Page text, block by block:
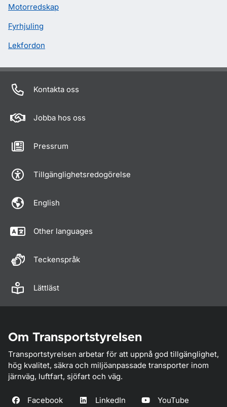
Motorredskap
Fyrhjuling
Lekfordon
Kontakta oss
Jobba hos oss
Pressrum
Tillgänglighetsredogörelse
English
Other languages
Teckenspråk
Lättläst
Om Transportstyrelsen
Transportstyrelsen arbetar för att uppnå god tillgänglighet,
hög kvalitet, säkra och miljöanpassade transporter inom
järnväg, luftfart, sjöfart och väg.
Facebook LinkedIn YouTube